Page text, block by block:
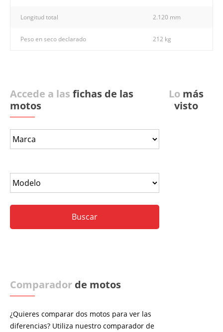
Longitud total 2.120 mm
Peso en seco declarado 212 kg
Accede a las fichas de las
motos
Comparador de motos
¿Quieres comparar dos motos para ver las
diferencias? Utiliza nuestro comparador de
Lo más
visto